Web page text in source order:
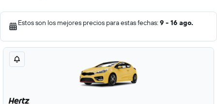
Estos son los mejores precios para estas fechas: 9 - 16 ago.